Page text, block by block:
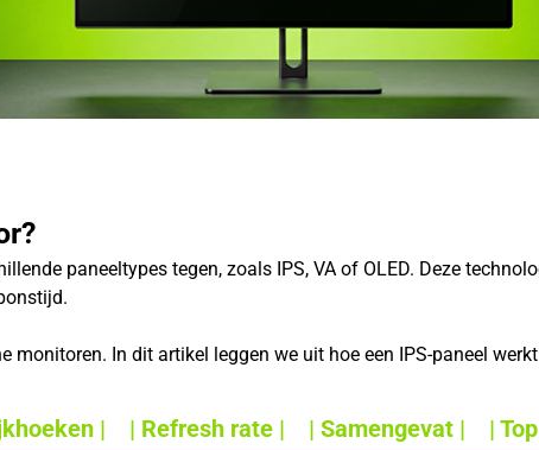
paneeltypes tegen, zoals IPS, VA of OLED. Deze
monitoren. In dit artikel leggen we uit hoe een IPS-paneel
| | Refresh rate | | Samengevat | |